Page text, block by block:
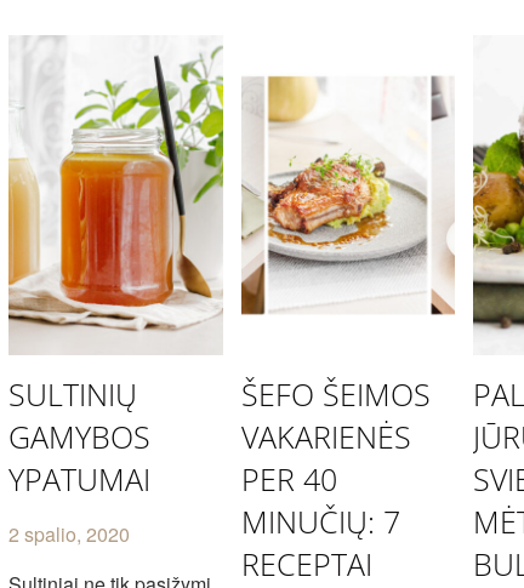
SULTINIŲ
GAMYBOS
YPATUMAI
2 spalio, 2020
ŠEFO ŠEIMOS
VAKARIENĖS
PER 40
MINUČIŲ: 7
RECEPTAI